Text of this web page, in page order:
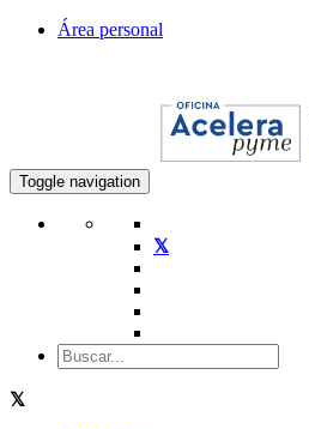
Área personal
Toggle navigation